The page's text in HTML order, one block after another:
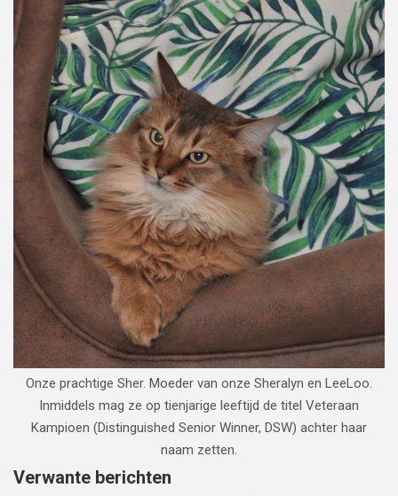
Onze prachtige Sher. Moeder van onze Sheralyn en LeeLoo.
Inmiddels mag ze op tienjarige leeftijd de titel Veteraan
Kampioen (Distinguished Senior Winner, DSW) achter haar
naam zetten.
Verwante berichten